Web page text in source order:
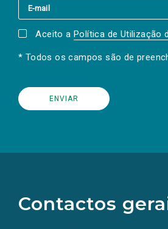
Aceito a Política de Utilização
* Todos os campos são de
Contactos
redes
sociais